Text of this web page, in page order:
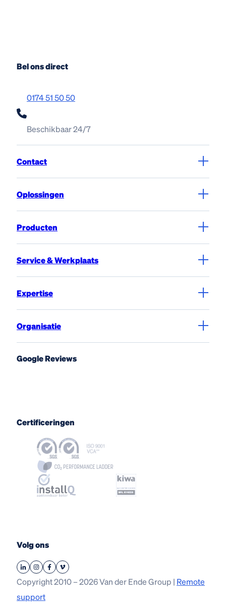
Bel ons direct
0174 51 50 50
Beschikbaar 24/7
Contact
Oplossingen
Producten
Service & Werkplaats
Expertise
Organisatie
Google Reviews
Certificeringen
Volg ons
Copyright 2010 – 2026 Van der Ende Group | Remote
support